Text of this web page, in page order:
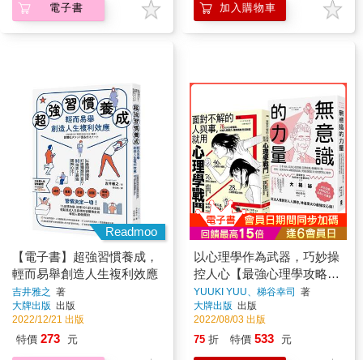
電子書 加入購物車
Readmoo
【電子書】超強習慣養成，
輕而易舉創造人生複利效應
吉井雅之 著
大牌出版 出版
2022/12/21 出版
特價 273 元
以心理學作為武器，巧妙操
控人心【最強心理學攻略套
書】(漫畫 面對不解的人與
事，就用心理學戰鬥＋無意
識的力量)
YUUKI YUU、梯谷幸司
著
大牌出版 出版
2022/08/03 出版
75 折 特價 533 元